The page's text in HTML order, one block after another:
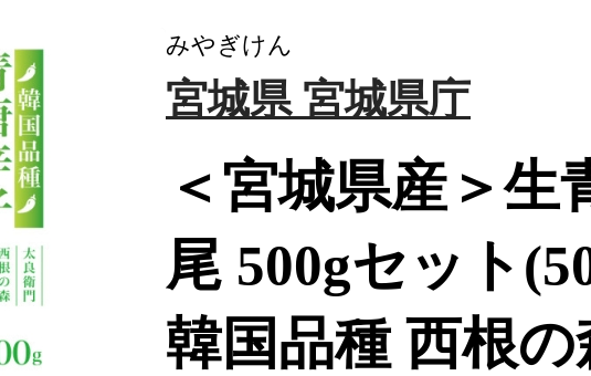
みやぎけん
宮城県 宮城県庁
＜宮城県産＞生
尾 500gセット
韓国品種 西根の